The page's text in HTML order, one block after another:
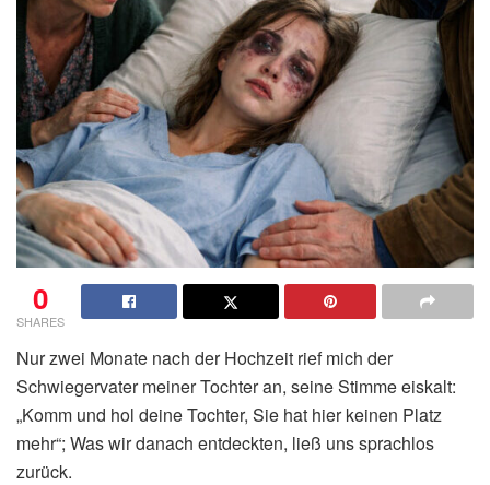
0
SHARES
Nur zwei Monate nach der Hochzeit rief mich der
Schwiegervater meiner Tochter an, seine Stimme eiskalt:
„Komm und hol deine Tochter, Sie hat hier keinen Platz
mehr“; Was wir danach entdeckten, ließ uns sprachlos
zurück.